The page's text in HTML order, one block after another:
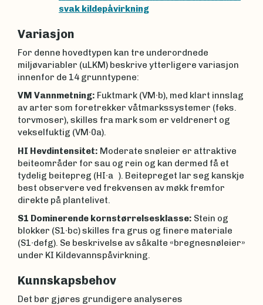
svak kildepåvirkning
Variasjon
For denne hovedtypen kan tre underordnede
miljøvariabler (uLKM) beskrive ytterligere variasjon
innenfor de 14 grunntypene:
VM Vannmetning: Fuktmark (VM∙b), med klart innslag
av arter som foretrekker våtmarkssystemer (feks.
torvmoser), skilles fra mark som er veldrenert og
vekselfuktig (VM∙0a).
HI Hevdintensitet: Moderate snøleier er attraktive
beiteområder for sau og rein og kan dermed få et
tydelig beitepreg (HI∙a ). Beitepreget lar seg kanskje
best observere ved frekvensen av møkk fremfor
direkte på plantelivet.
S1 Dominerende kornstørrelsesklasse: Stein og
blokker (S1∙bc) skilles fra grus og finere materiale
(S1∙defg). Se beskrivelse av såkalte «bregnesnøleier»
under KI Kildevannspåvirkning.
Kunnskapsbehov
Det bør gjøres grundigere analyseres